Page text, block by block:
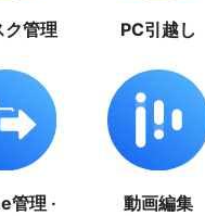
ク管理 PC引越し
管理 ·
動画編集